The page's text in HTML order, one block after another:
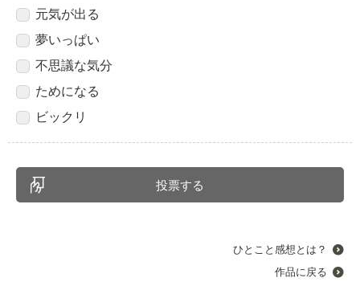
元気が出る
夢いっぱい
不思議な気分
ためになる
ビックリ
ひとこと感想とは？
作品に戻る